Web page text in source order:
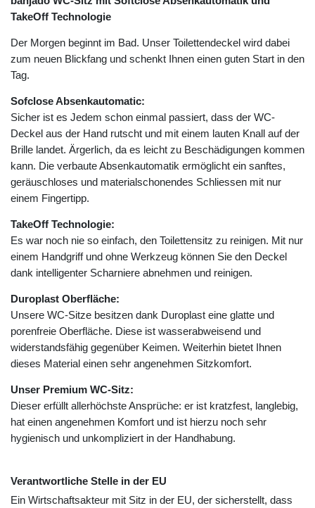
TakeOff Technologie
Der Morgen beginnt im Bad. Unser Toilettendeckel wird dabei
zum neuen Blickfang und schenkt Ihnen einen guten Start in den
Tag.
Sofclose Absenkautomatic:
Sicher ist es Jedem schon einmal passiert, dass der WC-
Deckel aus der Hand rutscht und mit einem lauten Knall auf der
Brille landet. Ärgerlich, da es leicht zu Beschädigungen kommen
kann. Die verbaute Absenkautomatik ermöglicht ein sanftes,
geräuschloses und materialschonendes Schliessen mit nur
einem Fingertipp.
TakeOff Technologie:
Es war noch nie so einfach, den Toilettensitz zu reinigen. Mit nur
einem Handgriff und ohne Werkzeug können Sie den Deckel
dank intelligenter Scharniere abnehmen und reinigen.
Duroplast Oberfläche:
Unsere WC-Sitze besitzen dank Duroplast eine glatte und
porenfreie Oberfläche. Diese ist wasserabweisend und
widerstandsfähig gegenüber Keimen. Weiterhin bietet Ihnen
dieses Material einen sehr angenehmen Sitzkomfort.
Unser Premium WC-Sitz:
Dieser erfüllt allerhöchste Ansprüche: er ist kratzfest, langlebig,
hat einen angenehmen Komfort und ist hierzu noch sehr
hygienisch und unkompliziert in der Handhabung.
Verantwortliche Stelle in der EU
Ein Wirtschaftsakteur mit Sitz in der EU, der sicherstellt, dass